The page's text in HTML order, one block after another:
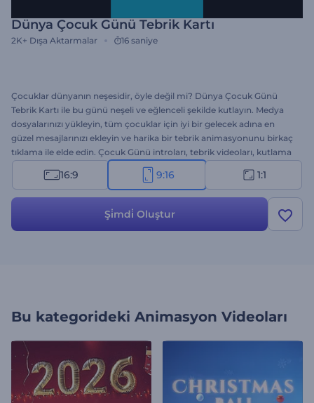
Dünya Çocuk Günü Tebrik Kartı
2K+ Dışa Aktarmalar 16 saniye
Çocuklar dünyanın neşesidir, öyle değil mi? Dünya Çocuk Günü
Tebrik Kartı ile bu günü neşeli ve eğlenceli şekilde kutlayın. Medya
dosyalarınızı yükleyin, tüm çocuklar için iyi bir gelecek adına en
güzel mesajlarınızı ekleyin ve harika bir tebrik animasyonunu birkaç
tıklama ile elde edin. Çocuk Günü introları, tebrik videoları, kutlama
davetiyeleri, TV reklamları, sunum girişleri ve diğer kreatif projeler
için mükemmel bir seçenek. Hemen şimdi deneyin!
16:9 9:16 1:1
Şi̇mdi̇ Oluştur
Bu kategorideki Animasyon Videoları